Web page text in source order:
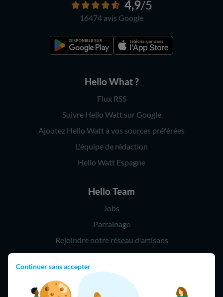
Continuer sans accepter
4,9/5
16474 avis Google
Hello What ?
Flux RSS
Suivre Hello Watt sur Google
Ajoutez Hello Watt à vos sources préférées
L'équipe de rédaction
Hello Watt Espagne
Hello Team
Jobs
Parrainage
Rejoindre notre réseau d'artisans
Hello !
09 75 18 60 60 (8h-21h)